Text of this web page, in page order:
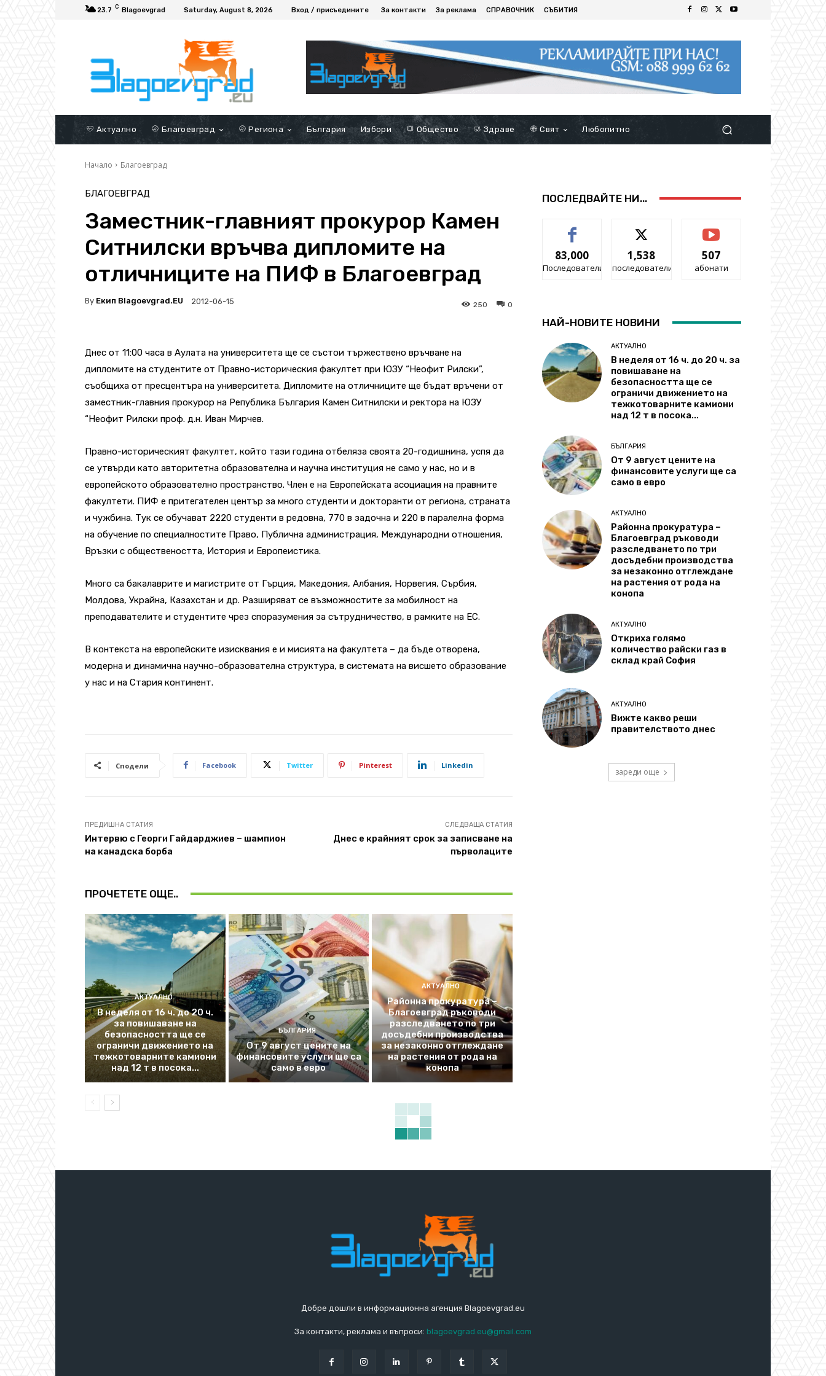
23.7 C Blagoevgrad Saturday, August 8, 2026 Вход / присъедините За контакти За реклама СПРАВОЧНИК СЪБИТИЯ
Актуално Благоевград Региона България Избори Общество Здраве Свят Любопитно
Начало Благоевград
БЛАГОЕВГРАД
Заместник-главният прокурор Камен
Ситнилски връчва дипломите на
отличниците на ПИФ в Благоевград
By Екип Blagoevgrad.EU 2012-06-15 0
250
Днес от 11:00 часа в Аулата на университета ще се състои тържествено връчване на
дипломите на студентите от Правно-историческия факултет при ЮЗУ “Неофит Рилски”,
съобщиха от пресцентъра на университета. Дипломите на отличниците ще бъдат връчени от
заместник-главния прокурор на Република България Камен Ситнилски и ректора на ЮЗУ
“Неофит Рилски проф. д.н. Иван Мирчев.
Правно-историческият факултет, който тази година отбеляза своята 20-годишнина, успя да
се утвърди като авторитетна образователна и научна институция не само у нас, но и в
европейското образователно пространство. Член е на Европейската асоциация на правните
факултети. ПИФ е притегателен център за много студенти и докторанти от региона, страната
и чужбина. Тук се обучават 2220 студенти в редовна, 770 в задочна и 220 в паралелна форма
на обучение по специалностите Право, Публична администрация, Международни отношения,
Връзки с обществеността, История и Европеистика.
Много са бакалаврите и магистрите от Гърция, Македония, Албания, Норвегия, Сърбия,
Молдова, Украйна, Казахстан и др. Разширяват се възможностите за мобилност на
преподавателите и студентите чрез споразумения за сътрудничество, в рамките на ЕС.
В контекста на европейските изисквания е и мисията на факултета – да бъде отворена,
модерна и динамична научно-образователна структура, в системата на висшето образование
у нас и на Стария континент.
Сподели Facebook Twitter Pinterest Linkedin
ПРЕДИШНА СТАТИЯ
Интервю с Георги Гайдарджиев – шампион
на канадска борба
СЛЕДВАЩА СТАТИЯ
Днес е крайният срок за записване на
първолаците
ПРОЧЕТЕТЕ ОЩЕ..
АКТУАЛНО
В неделя от 16 ч. до 20 ч.
за повишаване на
безопасността ще се
ограничи движението на
тежкотоварните камиони
над 12 т в посока...
БЪЛГАРИЯ
От 9 август цените на
финансовите услуги ще са
само в евро
АКТУАЛНО
Районна прокуратура –
Благоевград ръководи
разследването по три
досъдебни производства
за незаконно отглеждане
на растения от рода на
конопа
ПОСЛЕДВАЙТЕ НИ...
83,000
Последователи
1,538
последователи
507
абонати
НАЙ-НОВИТЕ НОВИНИ
АКТУАЛНО
В неделя от 16 ч. до 20 ч. за
повишаване на
безопасността ще се
ограничи движението на
тежкотоварните камиони
над 12 т в посока...
БЪЛГАРИЯ
От 9 август цените на
финансовите услуги ще са
само в евро
АКТУАЛНО
Районна прокуратура –
Благоевград ръководи
разследването по три
досъдебни производства
за незаконно отглеждане
на растения от рода на
конопа
АКТУАЛНО
Откриха голямо
количество райски газ в
склад край София
АКТУАЛНО
Вижте какво реши
правителството днес
зареди още
Добре дошли в информационна агенция Blagoevgrad.eu
За контакти, реклама и въпроси: blagoevgrad.eu@gmail.com